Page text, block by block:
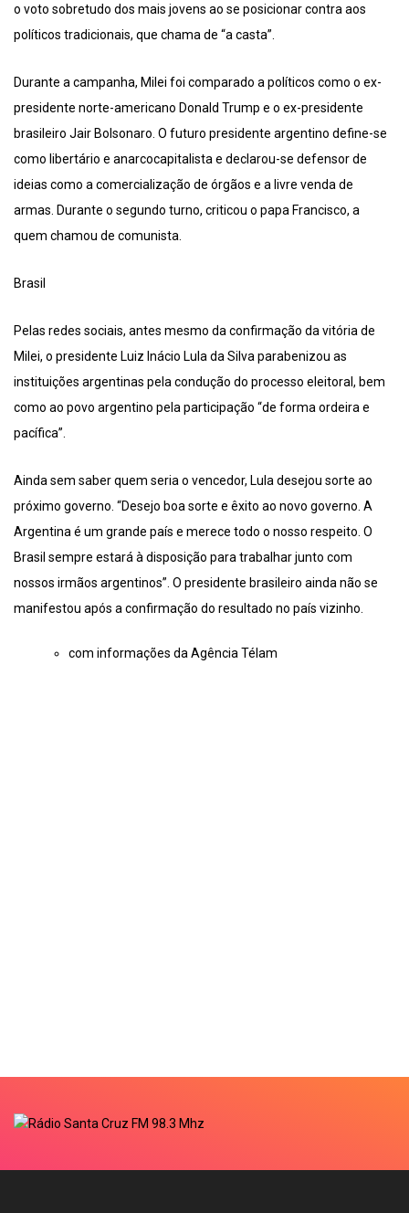
o voto sobretudo dos mais jovens ao se posicionar contra aos
políticos tradicionais, que chama de “a casta”.
Durante a campanha, Milei foi comparado a políticos como o ex-
presidente norte-americano Donald Trump e o ex-presidente
brasileiro Jair Bolsonaro. O futuro presidente argentino define-se
como libertário e anarcocapitalista e declarou-se defensor de
ideias como a comercialização de órgãos e a livre venda de
armas. Durante o segundo turno, criticou o papa Francisco, a
quem chamou de comunista.
Brasil
Pelas redes sociais, antes mesmo da confirmação da vitória de
Milei, o presidente Luiz Inácio Lula da Silva parabenizou as
instituições argentinas pela condução do processo eleitoral, bem
como ao povo argentino pela participação “de forma ordeira e
pacífica”.
Ainda sem saber quem seria o vencedor, Lula desejou sorte ao
próximo governo. “Desejo boa sorte e êxito ao novo governo. A
Argentina é um grande país e merece todo o nosso respeito. O
Brasil sempre estará à disposição para trabalhar junto com
nossos irmãos argentinos”. O presidente brasileiro ainda não se
manifestou após a confirmação do resultado no país vizinho.
com informações da Agência Télam